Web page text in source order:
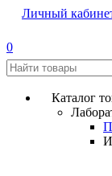
Личный
0
Каталог